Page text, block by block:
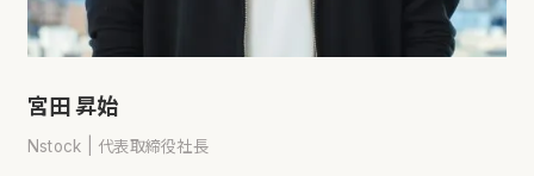
宮田 昇始
Nstock | 代表取締役社長